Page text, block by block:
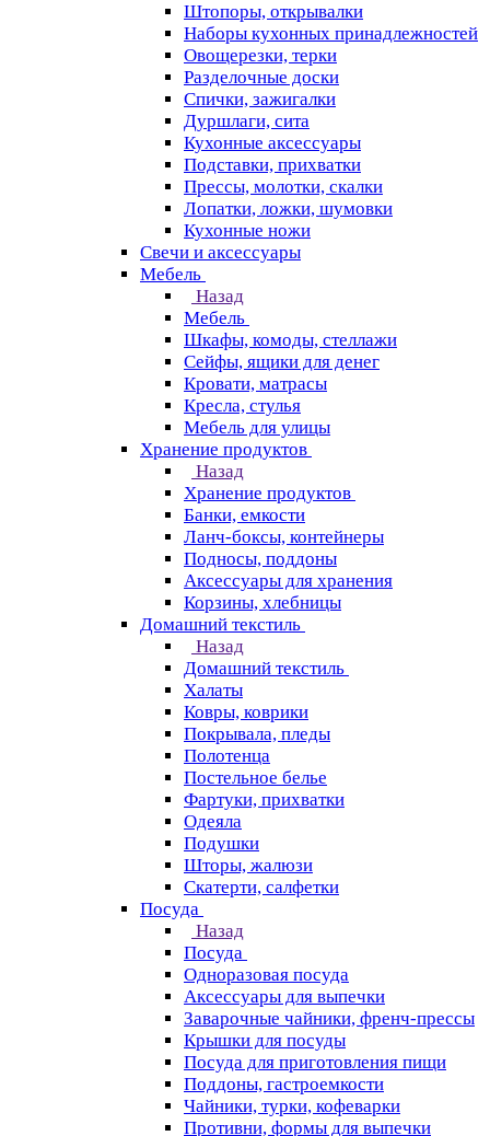
Штопоры, открывалки
Наборы кухонных принадлежностей
Овощерезки, терки
Разделочные доски
Спички, зажигалки
Дуршлаги, сита
Кухонные аксессуары
Подставки, прихватки
Прессы, молотки, скалки
Лопатки, ложки, шумовки
Кухонные ножи
Свечи и аксессуары
Мебель
Назад
Мебель
Шкафы, комоды, стеллажи
Сейфы, ящики для денег
Кровати, матрасы
Кресла, стулья
Мебель для улицы
Хранение продуктов
Назад
Хранение продуктов
Банки, емкости
Ланч-боксы, контейнеры
Подносы, поддоны
Аксессуары для хранения
Корзины, хлебницы
Домашний текстиль
Назад
Домашний текстиль
Халаты
Ковры, коврики
Покрывала, пледы
Полотенца
Постельное белье
Фартуки, прихватки
Одеяла
Подушки
Шторы, жалюзи
Скатерти, салфетки
Посуда
Назад
Посуда
Одноразовая посуда
Аксессуары для выпечки
Заварочные чайники, френч-прессы
Крышки для посуды
Посуда для приготовления пищи
Поддоны, гастроемкости
Чайники, турки, кофеварки
Противни, формы для выпечки